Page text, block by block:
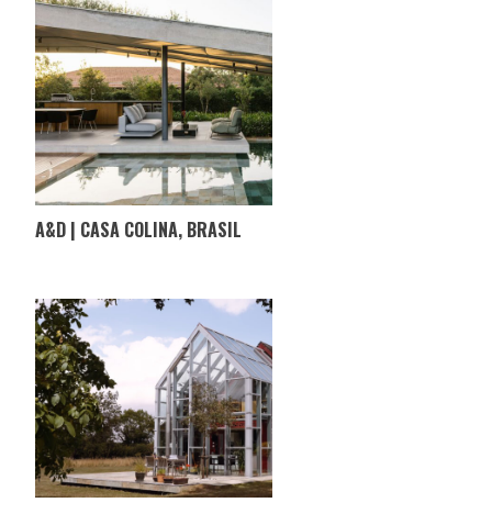
A&D | CASA COLINA, BRASIL